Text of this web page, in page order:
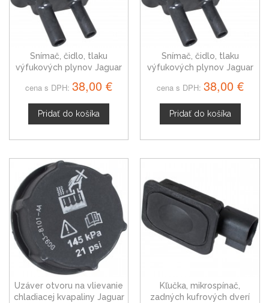
Snímač, čidlo, tlaku
výfukových plynov Jaguar
cena s DPH: 38,00 €
Pridať do košíka
Snímač, čidlo, tlaku
výfukových plynov Jaguar
cena s DPH: 38,00 €
Pridať do košíka
Uzáver otvoru na vlievanie
chladiacej kvapaliny Jaguar
Kľučka, mikrospínač,
zadných kufrových dverí